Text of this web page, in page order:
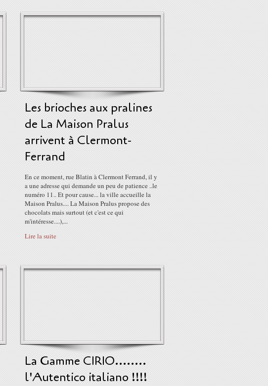
Les brioches aux pralines
de La Maison Pralus
arrivent à Clermont-
Ferrand
En ce moment, rue Blatin à Clermont Ferrand, il y
a une adresse qui demande un peu de patience ..le
numéro 11.. Et pour cause... la ville accueille la
Maison Pralus.... La Maison Pralus propose des
chocolats mais surtout (et c'est ce qui
m'intéresse....),...
Lire la suite
La Gamme CIRIO........
l'Autentico italiano !!!!